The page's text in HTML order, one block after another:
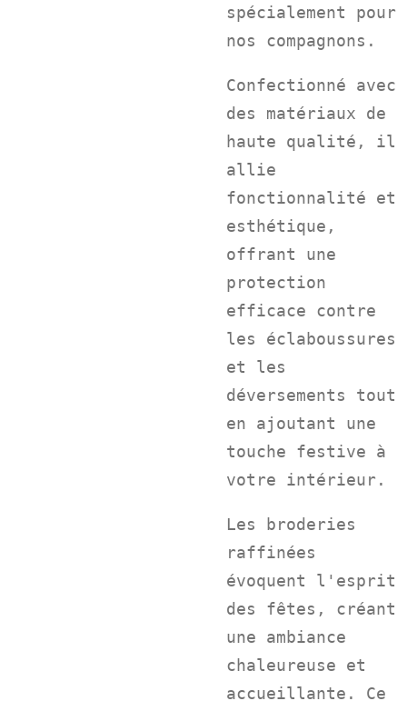
spécialement pour
nos compagnons.
Confectionné avec
des matériaux de
haute qualité, il
allie
fonctionnalité et
esthétique,
offrant une
protection
efficace contre
les éclaboussures
et les
déversements tout
en ajoutant une
touche festive à
votre intérieur.
Les broderies
raffinées
évoquent l'esprit
des fêtes, créant
une ambiance
chaleureuse et
accueillante. Ce